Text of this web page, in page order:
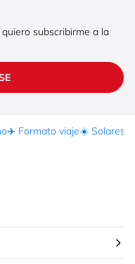
quiero subscribirme a la
✈️ Formato viaje☀️ Solares